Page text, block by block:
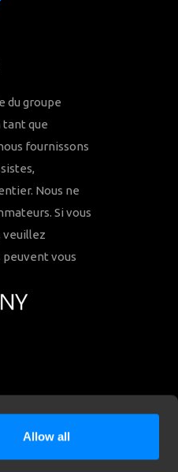
Allow all
du groupe
tant que
fournissons
Nous ne
Si vous
veuillez
peuvent vous